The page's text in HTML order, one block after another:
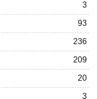
3
93
236
209
20
3